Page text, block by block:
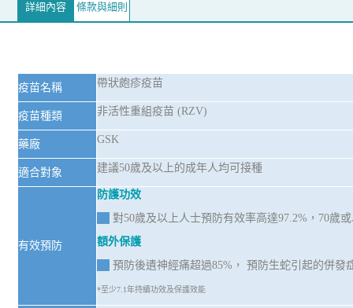
詳細內容 條款與細則
疫苗名稱 帶狀皰疹疫苗
疫苗種類 非活性重組疫苗 (RZV)
藥廠 GSK
適合對象 建議50歲及以上的成年人均可接種
有效預防
防護功效
對50歲及以上人士預防有效率高達97.2%，70歲
額外保護
預防後遺神經痛超過85%， 預防生蛇引起的併發
*至少7.1年持續功效及保護效能